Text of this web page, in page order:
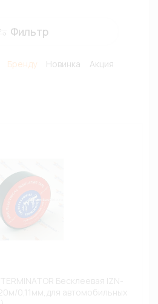
Фильтр
Бренду Новинка
Акция